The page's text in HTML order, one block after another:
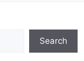
Search